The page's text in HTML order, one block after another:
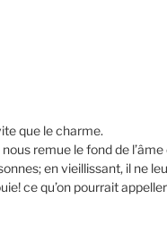
que le charme.
remue le fond de l’âme
en vieillissant, il ne
ce qu’on pourrait